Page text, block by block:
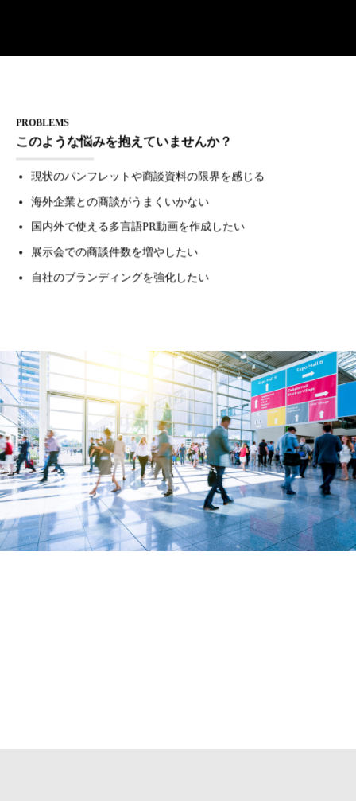
PROBLEMS
このような悩みを抱えていませんか？
現状のパンフレットや商談資料の限界を感じる
海外企業との商談がうまくいかない
国内外で使える多言語PR動画を作成したい
展示会での商談件数を増やしたい
自社のブランディングを強化したい